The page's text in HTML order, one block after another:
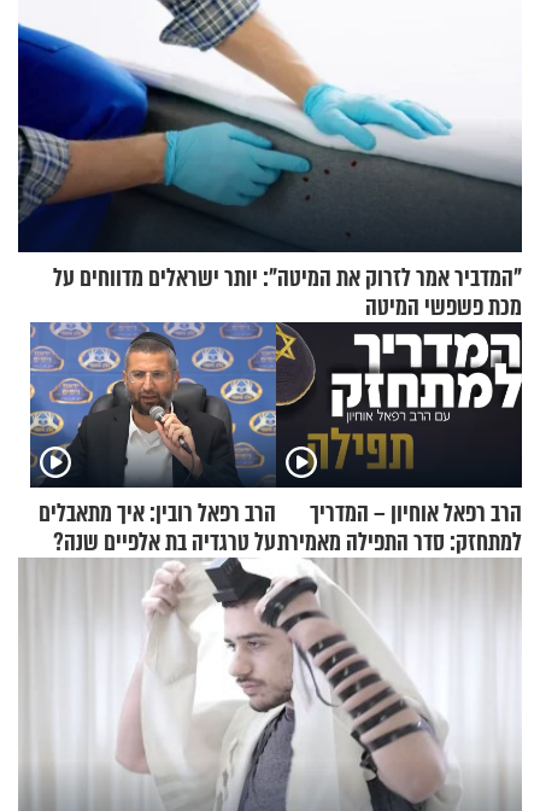
"המדביר אמר לזרוק את המיטה": יותר ישראלים מדווחים על
מכת פשפשי המיטה
הרב רפאל אוחיון – המדריך
למתחזק: סדר התפילה מאמירת
הקורבנות ועד קריאת שמע
הרב רפאל רובין: איך מתאבלים
על טרגדיה בת אלפיים שנה?